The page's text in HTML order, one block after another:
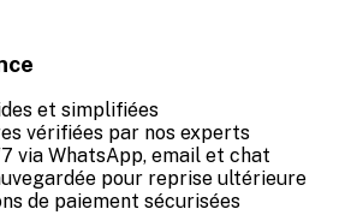
et simplifiées
vérifiées par nos experts
via WhatsApp, email et chat
pour reprise ultérieure
de paiement sécurisées